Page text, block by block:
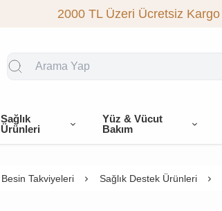
2000 TL Üzeri Ücretsiz Kargo
Sağlık
Ürünleri
Yüz & Vücut
Bakım
Besin Takviyeleri Sağlık Destek Ürünleri